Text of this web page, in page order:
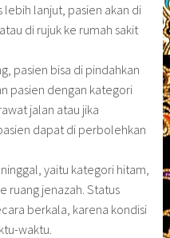
lanjut, pasien akan di
di rujuk ke rumah sakit
pasien bisa di pindahkan
pasien dengan kategori
jalan atau jika
dapat di perbolehkan
yaitu kategori hitam,
ruang jenazah. Status
berkala, karena kondisi
waktu.